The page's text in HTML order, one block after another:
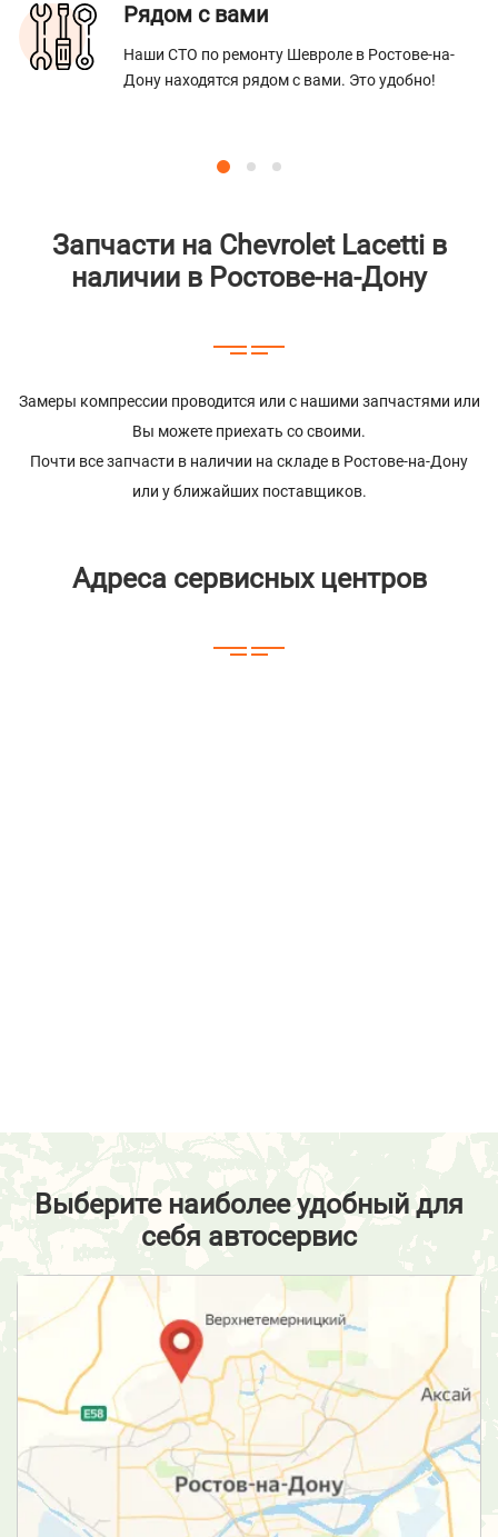
Рядом с вами
Наши СТО по ремонту Шевроле в Ростове-на-
Дону находятся рядом с вами. Это удобно!
Запчасти на Chevrolet Lacetti в
наличии в Ростове-на-Дону
Замеры компрессии проводится или с нашими запчастями или
Вы можете приехать со своими.
Почти все запчасти в наличии на складе в Ростове-на-Дону
или у ближайших поставщиков.
Адреса сервисных центров
Выберите наиболее удобный для
себя автосервис